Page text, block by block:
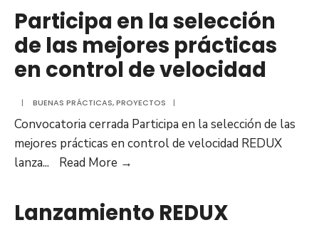
REDUX
en
el
Café
de
la
Coalición
Movilidad
en
México
Participa en la selección
de las mejores prácticas
en control de velocidad
| BUENAS PRÁCTICAS,PROYECTOS |
Convocatoria cerrada Participa en la selección de las
mejores prácticas en control de velocidad REDUX
lanza... Read More →
selección
Lanzamiento REDUX